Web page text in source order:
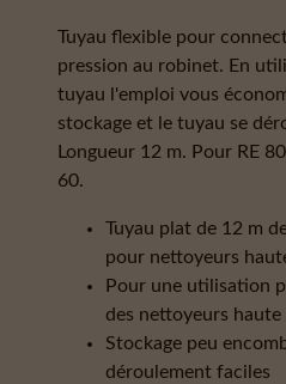
Tuyau flexible pour
pression au robinet. En
tuyau l'emploi vous
stockage et le tuyau se
Longueur 12 m. Pour RE
60.
Tuyau plat de 12 m
pour nettoyeurs
Pour une utilisation
des nettoyeurs haute
Stockage peu
déroulement faciles